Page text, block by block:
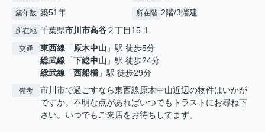
築年数 築51年 所在階 2階/3階建
所在地 千葉県市川市高谷２丁目15-1
交通 東西線 「原木中山 」駅 徒歩5分
総武線 「下総中山 」駅 徒歩24分
総武線 「西船橋 」駅 徒歩29分
備考
市川市で過ごすなら東西線原木中山近辺の物件はいかが
ですか。不明な点があればいつでもトラストにお尋ね下
さい。いつでもご来店をお待ちしてます。